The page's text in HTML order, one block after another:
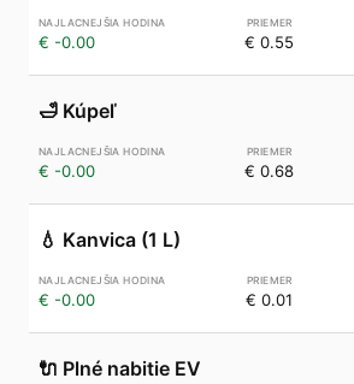
€ -0.00 € 0.55
🛁 Kúpeľ
€ -0.00 € 0.68
💧 Kanvica (1 L)
€ -0.00 € 0.01
🔌 Plné nabitie EV